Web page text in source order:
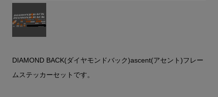
DIAMOND BACK(ダイヤモンドバック)ascent(アセント)フレー
ムステッカーセットです。